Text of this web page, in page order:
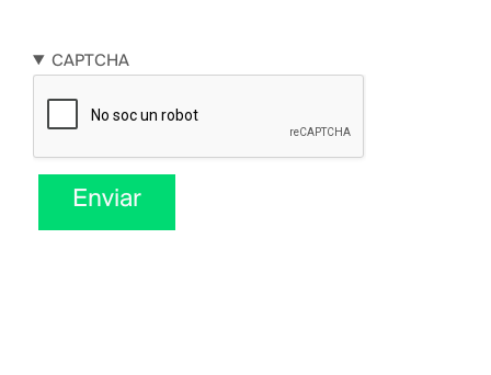
CAPTCHA
Enviar